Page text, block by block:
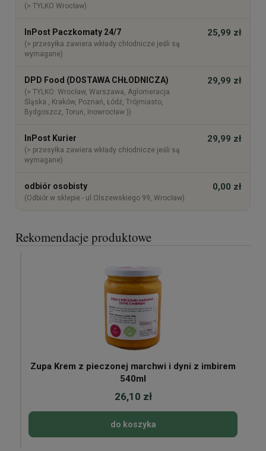
(> TYLKO Wrocław)
InPost Paczkomaty 24/7
(> przesyłka zawiera wkłady chłodnicze jeśli są
wymagane)
25,99 zł
DPD Food (DOSTAWA CHŁODNICZA)
(> TYLKO: Wrocław, Warszawa, Aglomeracja
Śląska , Kraków, Poznań, Łódź, Trójmiasto,
Bydgoszcz, Toruń, Inowrocław ))
29,99 zł
InPost Kurier
(> przesyłka zawiera wkłady chłodnicze jeśli są
wymagane)
29,99 zł
odbiór osobisty
(Odbiór w sklepie - ul.Olszewskiego 99, Wrocław)
0,00 zł
Rekomendacje produktowe
Zupa Krem z pieczonej marchwi i dyni z imbirem
540ml
26,10 zł
do koszyka